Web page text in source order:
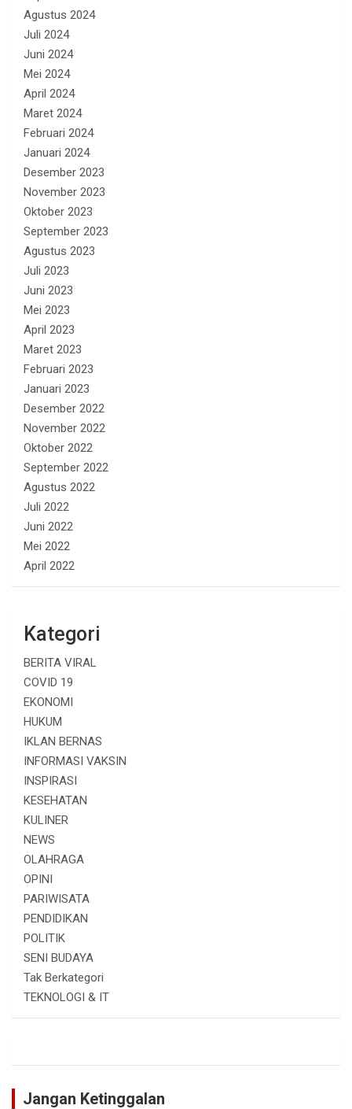
Agustus 2024
Juli 2024
Juni 2024
Mei 2024
April 2024
Maret 2024
Februari 2024
Januari 2024
Desember 2023
November 2023
Oktober 2023
September 2023
Agustus 2023
Juli 2023
Juni 2023
Mei 2023
April 2023
Maret 2023
Februari 2023
Januari 2023
Desember 2022
November 2022
Oktober 2022
September 2022
Agustus 2022
Juli 2022
Juni 2022
Mei 2022
April 2022
Kategori
BERITA VIRAL
COVID 19
EKONOMI
HUKUM
IKLAN BERNAS
INFORMASI VAKSIN
INSPIRASI
KESEHATAN
KULINER
NEWS
OLAHRAGA
OPINI
PARIWISATA
PENDIDIKAN
POLITIK
SENI BUDAYA
Tak Berkategori
TEKNOLOGI & IT
Jangan Ketinggalan